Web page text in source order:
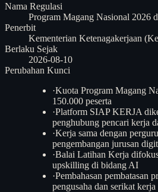
Nama Regulasi
Program Magang Nasional 2026
Penerbit
Kementerian Ketenagakerjaan
Berlaku Sejak
2026-08-10
Perubahan Kunci
·Kuota Program Magang
150.000 peserta
·Platform SIAP KERJA
penghubung pencari kerja
·Kerja sama dengan
pengembangan jurusan
·Balai Latihan Kerja
upskilling di bidang AI
·Pembahasan pembatasan
pengusaha dan serikat kerja